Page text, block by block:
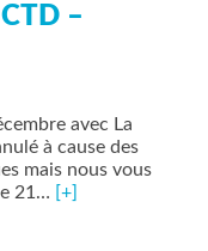
–
avec La
à cause des
mais nous vous
21… [+]